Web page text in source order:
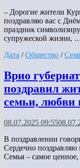
– Дорогие жители
поздравляю вас с
праздник
супружеской жизни,
Дата /Общество /
Врио
поздравил
семьи, любви
08.07.2025 09:55
В поздравлении
Сердечно
Семья – самое